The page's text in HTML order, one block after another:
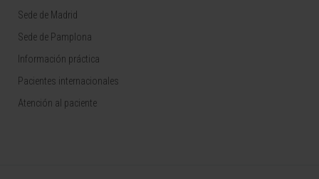
Sede de Madrid
Sede de Pamplona
Información práctica
Pacientes internacionales
Atención al paciente